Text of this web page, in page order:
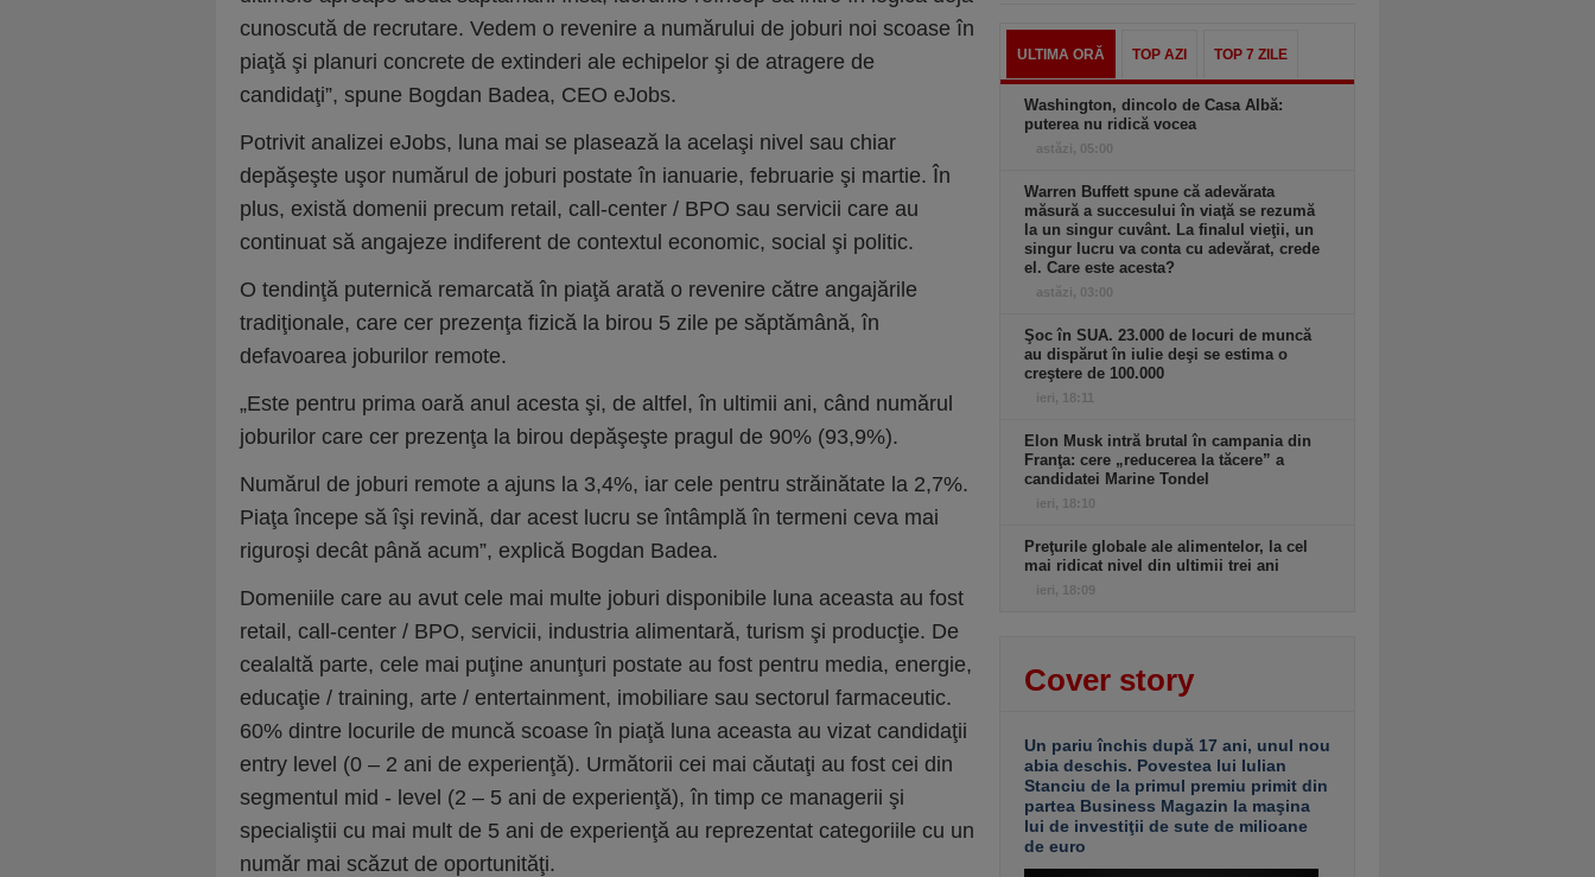
cunoscută de recrutare. Vedem o revenire a numărului de joburi noi scoase în
piaţă şi planuri concrete de extinderi ale echipelor şi de atragere de
candidaţi”, spune Bogdan Badea, CEO eJobs.
Potrivit analizei eJobs, luna mai se plasează la acelaşi nivel sau chiar
depăşeşte uşor numărul de joburi postate în ianuarie, februarie şi martie. În
plus, există domenii precum retail, call-center / BPO sau servicii care au
continuat să angajeze indiferent de contextul economic, social şi politic.
O tendinţă puternică remarcată în piaţă arată o revenire către angajările
tradiţionale, care cer prezenţa fizică la birou 5 zile pe săptămână, în
defavoarea joburilor remote.
„Este pentru prima oară anul acesta şi, de altfel, în ultimii ani, când numărul
joburilor care cer prezenţa la birou depăşeşte pragul de 90% (93,9%).
Numărul de joburi remote a ajuns la 3,4%, iar cele pentru străinătate la 2,7%.
Piaţa începe să îşi revină, dar acest lucru se întâmplă în termeni ceva mai
riguroşi decât până acum”, explică Bogdan Badea.
Domeniile care au avut cele mai multe joburi disponibile luna aceasta au fost
retail, call-center / BPO, servicii, industria alimentară, turism şi producţie. De
cealaltă parte, cele mai puţine anunţuri postate au fost pentru media, energie,
educaţie / training, arte / entertainment, imobiliare sau sectorul farmaceutic.
60% dintre locurile de muncă scoase în piaţă luna aceasta au vizat candidaţii
entry level (0 – 2 ani de experienţă). Următorii cei mai căutaţi au fost cei din
segmentul mid - level (2 – 5 ani de experienţă), în timp ce managerii şi
specialiştii cu mai mult de 5 ani de experienţă au reprezentat categoriile cu un
număr mai scăzut de oportunităţi.
ULTIMA ORĂ TOP AZI TOP 7 ZILE
Washington, dincolo de Casa Albă:
puterea nu ridică vocea
astăzi, 05:00
Warren Buffett spune că adevărata
măsură a succesului în viaţă se rezumă
la un singur cuvânt. La finalul vieţii, un
singur lucru va conta cu adevărat, crede
el. Care este acesta?
astăzi, 03:00
Şoc în SUA. 23.000 de locuri de muncă
au dispărut în iulie deşi se estima o
creştere de 100.000
ieri, 18:11
Elon Musk intră brutal în campania din
Franţa: cere „reducerea la tăcere” a
candidatei Marine Tondel
ieri, 18:10
Preţurile globale ale alimentelor, la cel
mai ridicat nivel din ultimii trei ani
ieri, 18:09
Cover story
Un pariu închis după 17 ani, unul nou
abia deschis. Povestea lui Iulian
Stanciu de la primul premiu primit din
partea Business Magazin la maşina
lui de investiţii de sute de milioane
de euro